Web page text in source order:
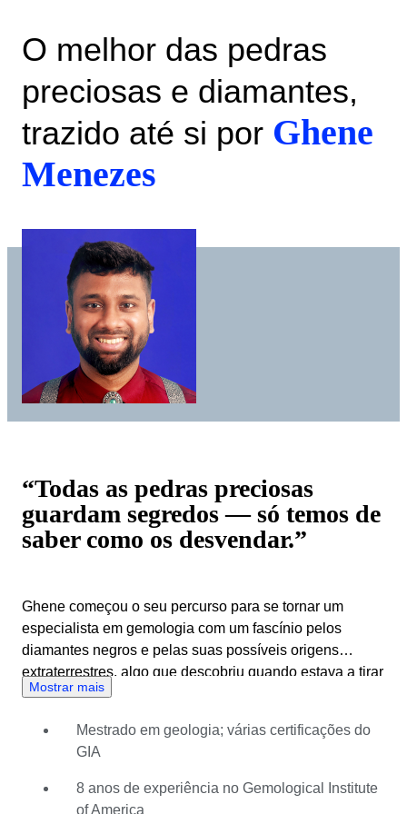
O melhor das pedras
preciosas e diamantes,
trazido até si por Ghene
Menezes
“Todas as pedras preciosas
guardam segredos — só temos de
saber como os desvendar.”
Ghene começou o seu percurso para se tornar um
especialista em gemologia com um fascínio pelos
diamantes negros e pelas suas possíveis origens
extraterrestres, algo que descobriu quando estava a tirar
o mestrado de geologia. Essa curiosidade levou-o a
onde passou 8 anos a trabalhar como avaliador de
diamantes e, mais tarde, enquanto instrutor, a ensinar
gemologia pela Índia. Com uma vasta experiência em
diamantes e conhecimentos práticos na identificação de
Mostrar mais
Mestrado em geologia; várias certificações do
GIA
8 anos de experiência no Gemological Institute
of America